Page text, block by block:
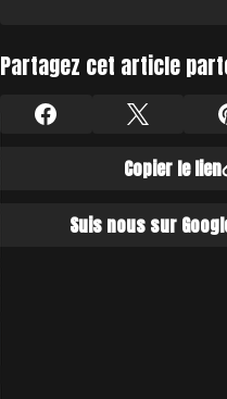
Partagez cet article
Copier le lien
Suis nous sur